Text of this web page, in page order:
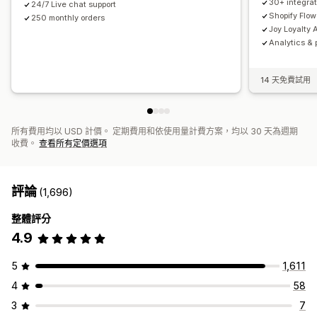
24/7 Live chat support
250 monthly orders
30+
Shopify
Joy Loyalty
Analytics &
14 天免費試用
所有費用均以 USD 計價。 定期費用和依使用量計費方案，均以 30 天為週期
收費。 查看所有定價選項
評論(1,696)
整體評分
4.9
5
1,611
4
58
3
7